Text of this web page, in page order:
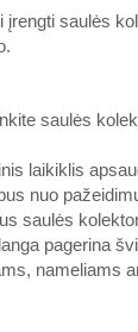
įrengti saulės
saulės
laikiklis
nuo
saulės
pagerina
nameliams